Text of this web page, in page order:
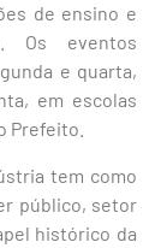
de ensino e
Os eventos
e quarta,
em escolas
Prefeito.
tem como
público, setor
histórico da